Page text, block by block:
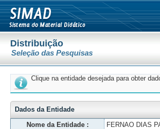
Distribuição
Seleção das Pesquisas
Clique na entidade desejada para obter
Dados da Entidade
Nome da Entidade :
FERNAO DIAS